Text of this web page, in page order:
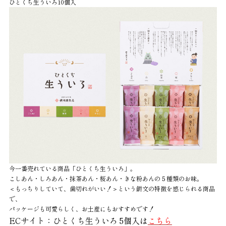
ひとくち生ういろ10個入
今一番売れている商品「ひとくち生ういろ」。
こしあん・しろあん・抹茶あん・桜あん・きな粉あんの５種類のお味。
＜もっちりしていて、歯切れがいい！＞という餅文の特徴を感じられる商品
で、
パッケージも可愛らしく、お土産にもおすすめです！
ECサイト：ひとくち生ういろ 5個入は こちら